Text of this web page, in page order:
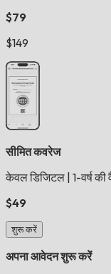
$79
$149
सीमित कवरेज
केवल डिजिटल 1-वर्ष की
$49
शुरू करें
अपना आवेदन शुरू करें